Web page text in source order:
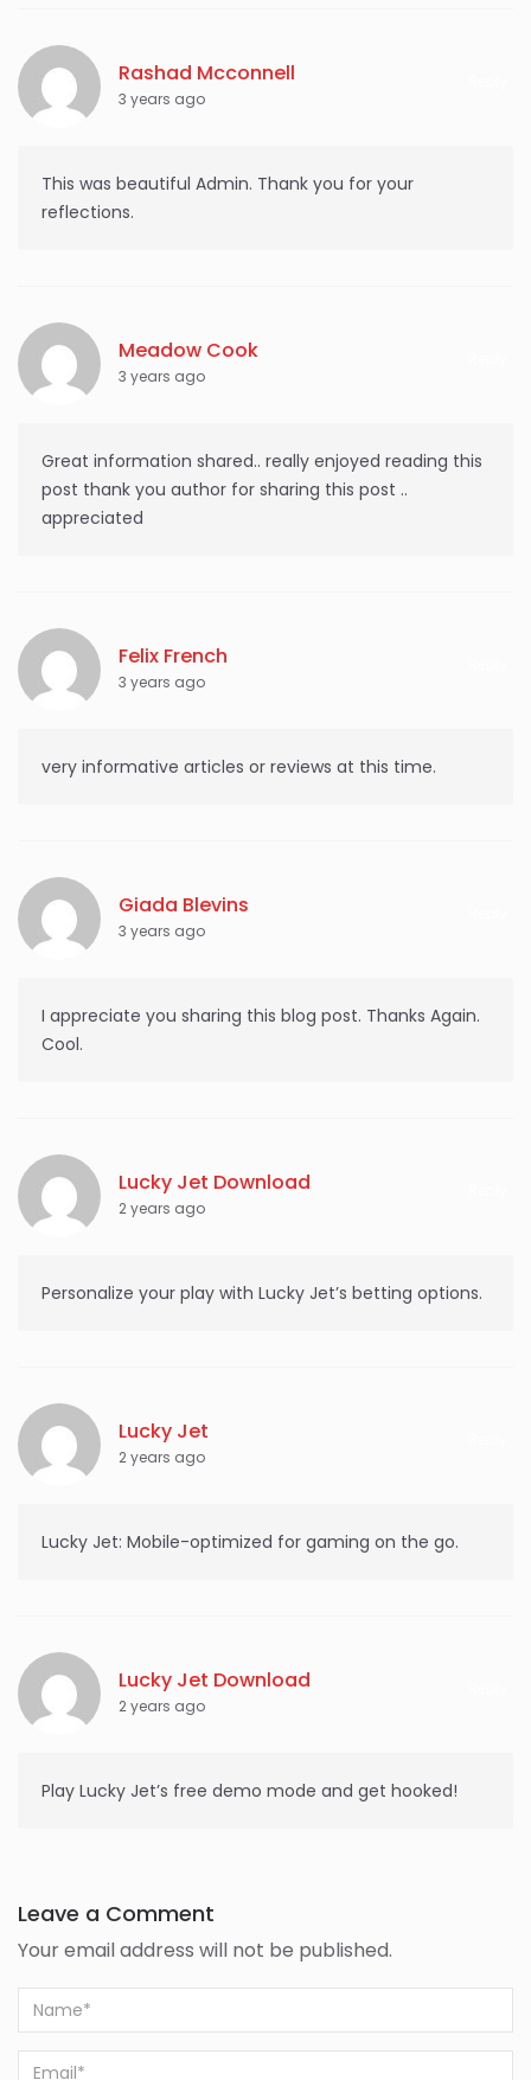
Rashad Mcconnell
3 years ago
This was beautiful Admin. Thank you for your
reflections.
Meadow Cook
3 years ago
Great information shared.. really enjoyed reading this
post thank you author for sharing this post ..
appreciated
Felix French
3 years ago
very informative articles or reviews at this time.
Giada Blevins
3 years ago
I appreciate you sharing this blog post. Thanks Again.
Cool.
Lucky Jet Download
2 years ago
Personalize your play with Lucky Jet’s betting options.
Lucky Jet
2 years ago
Lucky Jet: Mobile-optimized for gaming on the go.
Lucky Jet Download
2 years ago
Play Lucky Jet’s free demo mode and get hooked!
Leave a Comment
Your email address will not be published.